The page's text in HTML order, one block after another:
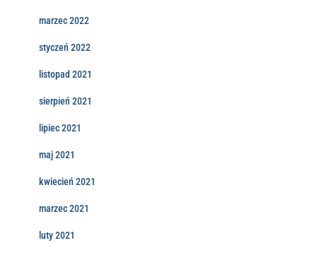
marzec 2022
styczeń 2022
listopad 2021
sierpień 2021
lipiec 2021
maj 2021
kwiecień 2021
marzec 2021
luty 2021